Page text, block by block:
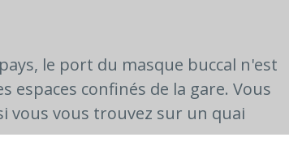
le port du masque buccal n'est
espaces confinés de la gare. Vous
vous vous trouvez sur un quai